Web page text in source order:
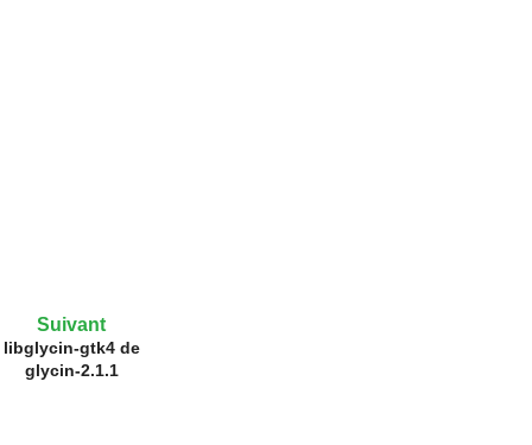
Suivant
libglycin-gtk4 de
glycin-2.1.1